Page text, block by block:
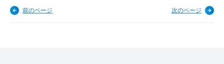
前のページ 次のページ